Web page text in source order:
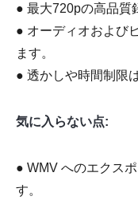
● 最大720pの高品質
● オーディオおよび
ます。
● 透かしや時間制限
気に入らない点:
● WMV へのエクス
す。